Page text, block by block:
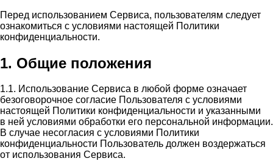
Перед использованием Сервиса, пользователям следует
ознакомиться с условиями настоящей Политики
конфиденциальности.
1. Общие положения
1.1. Использование Сервиса в любой форме означает
безоговорочное согласие Пользователя с условиями
настоящей Политики конфиденциальности и указанными
в ней условиями обработки его персональной информации.
В случае несогласия с условиями Политики
конфиденциальности Пользователь должен воздержаться
от использования Сервиса.